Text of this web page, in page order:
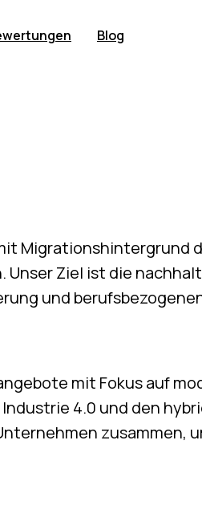
Migrationshintergrund
Unser Ziel ist die
und
mit Fokus auf
4.0 und den
zusammen,
Blog